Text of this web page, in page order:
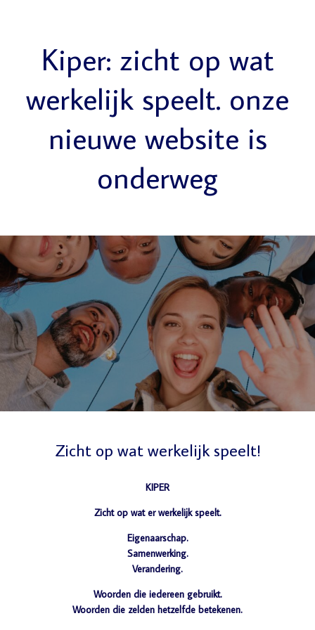
Kiper: zicht op wat
werkelijk speelt. onze
nieuwe website is
onderweg
Zicht op wat werkelijk speelt!
KIPER
Zicht op wat er werkelijk speelt.
Eigenaarschap.
Samenwerking.
Verandering.
Woorden die iedereen gebruikt.
Woorden die zelden hetzelfde betekenen.